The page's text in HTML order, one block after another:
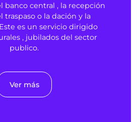
banco central , la recepción
traspaso o la dación y la
es un servicio dirigido
, jubilados del sector
publico.
Ver más